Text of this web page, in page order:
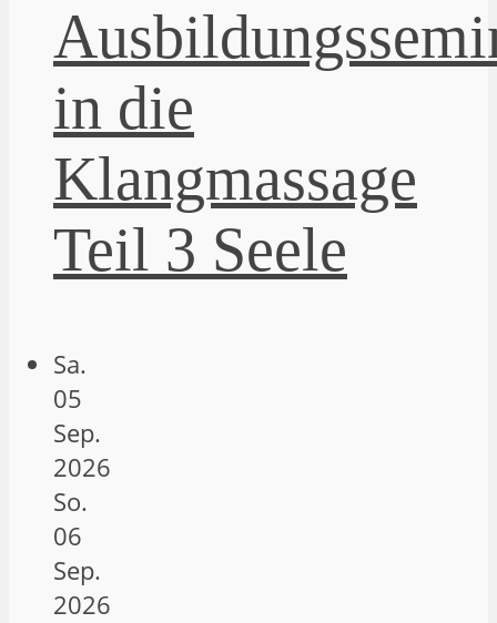
in die
Klangmassage
Teil 3 Seele
Sa.
05
Sep.
2026
So.
06
Sep.
2026